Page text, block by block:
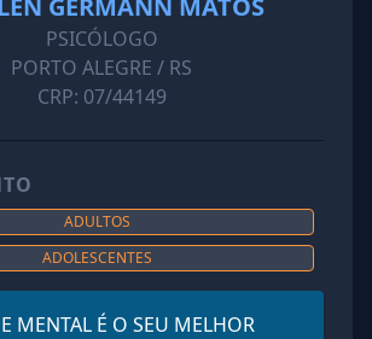
GERMANN MATOS
PSICÓLOGO
PORTO ALEGRE / RS
CRP: 07/44149
ADULTOS
ADOLESCENTES
MENTAL É O SEU MELHOR